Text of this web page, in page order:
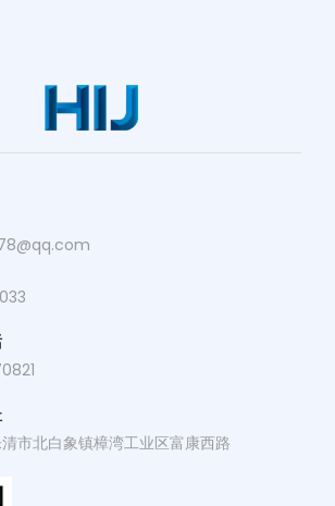
市北白象镇樟湾工业区富康西路